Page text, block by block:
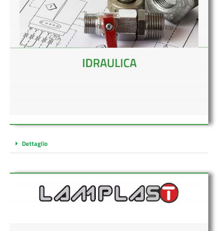
Dettaglio